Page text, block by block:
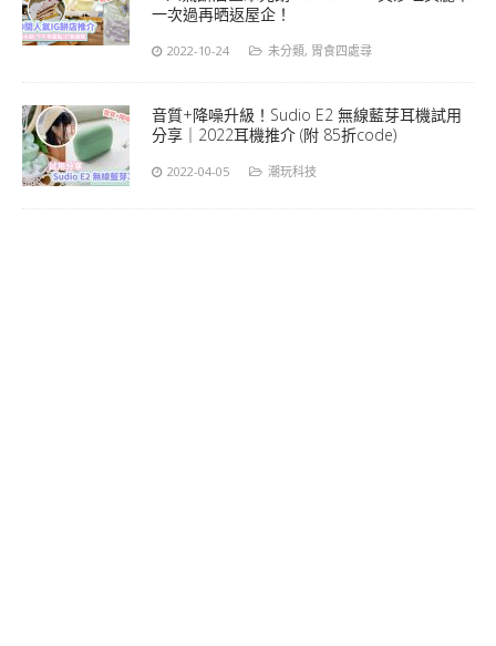
一次過再晒返屋企！
2022-10-24 未分類, 胃食四處尋
音質+降噪升級！Sudio E2 無線藍芽耳機試用
分享｜2022耳機推介 (附 85折code)
2022-04-05 潮玩科技